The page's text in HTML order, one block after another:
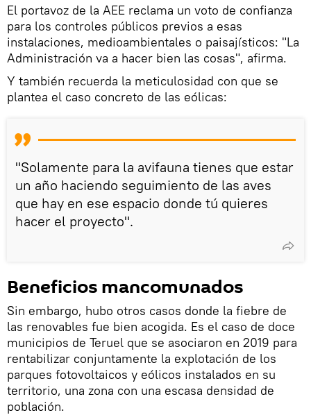
El portavoz de la AEE reclama un voto de confianza
para los controles públicos previos a esas
instalaciones, medioambientales o paisajísticos: "La
Administración va a hacer bien las cosas", afirma.
Y también recuerda la meticulosidad con que se
plantea el caso concreto de las eólicas:
"Solamente para la avifauna tienes que estar
un año haciendo seguimiento de las aves
que hay en ese espacio donde tú quieres
hacer el proyecto".
Beneficios mancomunados
Sin embargo, hubo otros casos donde la fiebre de
las renovables fue bien acogida. Es el caso de doce
municipios de Teruel que se asociaron en 2019 para
rentabilizar conjuntamente la explotación de los
parques fotovoltaicos y eólicos instalados en su
territorio, una zona con una escasa densidad de
población.